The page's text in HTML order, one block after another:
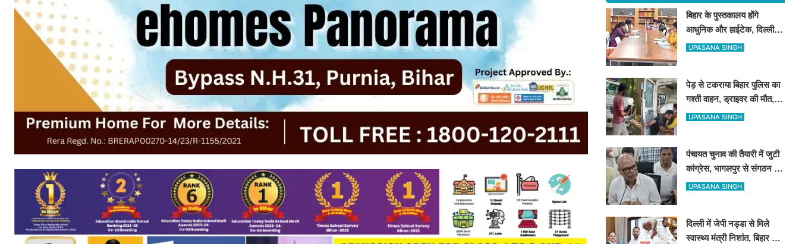
बिहार के पुस्तकालय होंगे
आधुनिक और हाईटेक, दिल्ली-
UP-बंगाल की लाइब्रेरी व्यवस्था
UPASANA SINGH
पेड़ से टकराया बिहार पुलिस का
गश्ती वाहन, ड्राइवर की मौत,
दारोगा समेत 3 जख्मी
UPASANA SINGH
पंचायत चुनाव की तैयारी में जुटी
कांग्रेस, भागलपुर से संगठन को
गांव-गांव तक मजबूत करने का
UPASANA SINGH
दिल्ली में जेपी नड्डा से मिले
स्वास्थ्य मंत्री निशांत, बिहार की